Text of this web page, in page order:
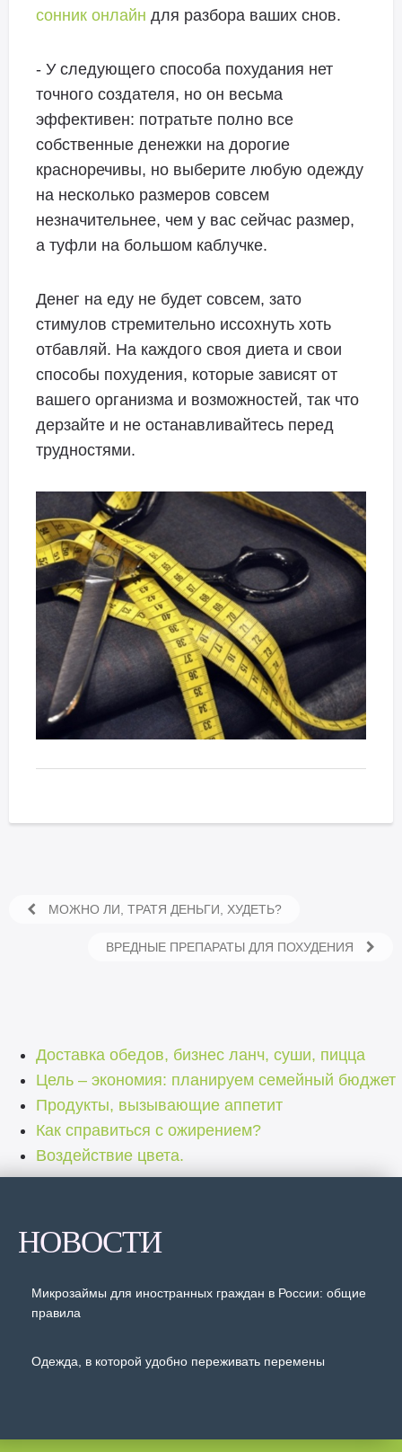
сонник онлайн для разбора ваших снов.
- У следующего способа похудания нет
точного создателя, но он весьма
эффективен: потратьте полно все
собственные денежки на дорогие
красноречивы, но выберите любую одежду
на несколько размеров совсем
незначительнее, чем у вас сейчас размер,
а туфли на большом каблучке.
Денег на еду не будет совсем, зато
стимулов стремительно иссохнуть хоть
отбавляй. На каждого своя диета и свои
способы похудения, которые зависят от
вашего организма и возможностей, так что
дерзайте и не останавливайтесь перед
трудностями.
МОЖНО ЛИ, ТРАТЯ ДЕНЬГИ, ХУДЕТЬ?
ВРЕДНЫЕ ПРЕПАРАТЫ ДЛЯ ПОХУДЕНИЯ
Доставка обедов, бизнес ланч, суши, пицца
Цель – экономия: планируем семейный бюджет
Продукты, вызывающие аппетит
Как справиться с ожирением?
Воздействие цвета.
НОВОСТИ
Микрозаймы для иностранных граждан в России: общие
правила
Одежда, в которой удобно переживать перемены